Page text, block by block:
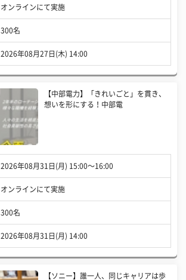
オンラインにて実施
300名
2026年08月27日(木) 14:00
【中部電力】「きれいごと」を貫き、
想いを形にする！中部電
2026年08月31日(月) 15:00〜16:00
オンラインにて実施
300名
2026年08月31日(月) 14:00
【ソニー】誰一人、同じキャリアは歩